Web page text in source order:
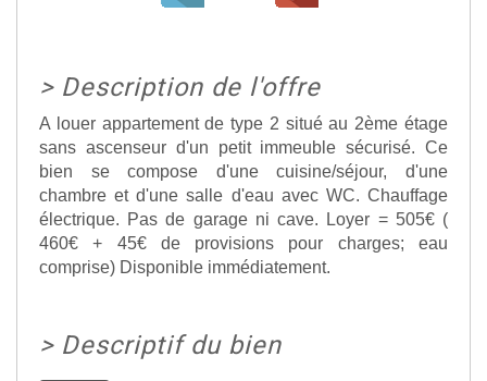
> Description de l'offre
A louer appartement de type 2 situé au 2ème étage
sans ascenseur d'un petit immeuble sécurisé. Ce
bien se compose d'une cuisine/séjour, d'une
chambre et d'une salle d'eau avec WC. Chauffage
électrique. Pas de garage ni cave. Loyer = 505€ (
460€ + 45€ de provisions pour charges; eau
comprise) Disponible immédiatement.
> Descriptif du bien